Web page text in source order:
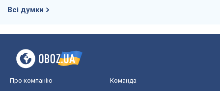
Всі думки
Про компанію Команда